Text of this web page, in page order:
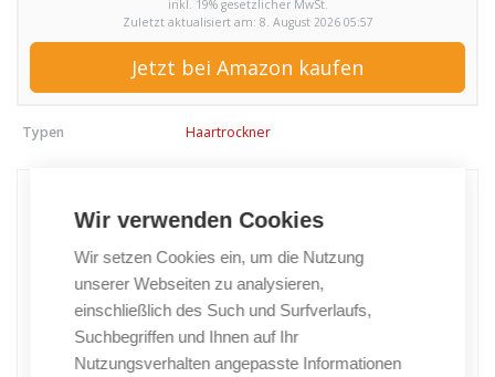
inkl. 19% gesetzlicher MwSt.
Zuletzt aktualisiert am: 8. August 2026 05:57
Jetzt bei Amazon kaufen
Typen Haartrockner
Wir verwenden Cookies
Wir setzen Cookies ein, um die Nutzung
unserer Webseiten zu analysieren,
einschließlich des Such und Surfverlaufs,
Suchbegriffen und Ihnen auf Ihr
Nutzungsverhalten angepasste Informationen